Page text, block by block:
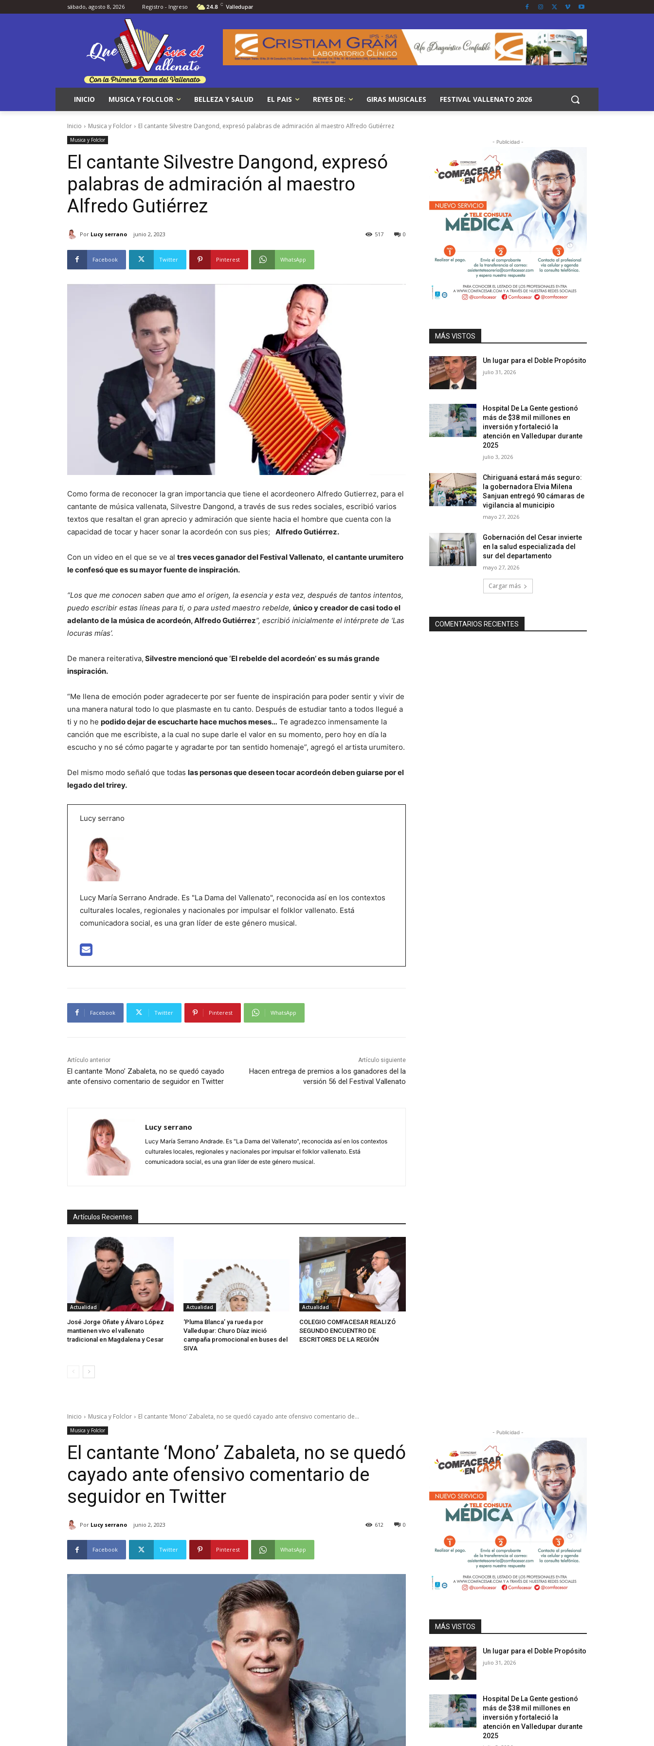
sábado, agosto 8, 2026 Registro - Ingreso 24.8 C Valledupar
INICIO MUSICA Y FOLCLOR BELLEZA Y SALUD EL PAIS REYES DE: GIRAS MUSICALES FESTIVAL VALLENATO 2026
Inicio Musica y Folclor El cantante Silvestre Dangond, expresó palabras de admiración al maestro Alfredo Gutiérrez
Musica y Folclor
El cantante Silvestre Dangond, expresó
palabras de admiración al maestro
Alfredo Gutiérrez
Por Lucy serrano junio 2, 2023 0
517
Facebook Twitter Pinterest WhatsApp
Como forma de reconocer la gran importancia que tiene el acordeonero Alfredo Gutierrez, para el
cantante de música vallenata, Silvestre Dangond, a través de sus redes sociales, escribió varios
textos que resaltan el gran aprecio y admiración que siente hacia el hombre que cuenta con la
capacidad de tocar y hacer sonar la acordeón con sus pies;
Alfredo Gutiérrez.
Con un video en el que se ve al tres veces ganador del Festival Vallenato, el cantante urumitero
le confesó que es su mayor fuente de inspiración.
“Los que me conocen saben que amo el origen, la esencia y esta vez, después de tantos intentos,
puedo escribir estas líneas para ti, o para usted maestro rebelde, único y creador de casi todo el
adelanto de la música de acordeón, Alfredo Gutiérrez”, escribió inicialmente el intérprete de ‘Las
locuras mías’.
De manera reiterativa, Silvestre mencionó que ‘El rebelde del acordeón’ es su más grande
inspiración.
“Me llena de emoción poder agradecerte por ser fuente de inspiración para poder sentir y vivir de
una manera natural todo lo que plasmaste en tu canto. Después de estudiar tanto a todos llegué a
ti y no he podido dejar de escucharte hace muchos meses… Te agradezco inmensamente la
canción que me escribiste, a la cual no supe darle el valor en su momento, pero hoy en día la
escucho y no sé cómo pagarte y agradarte por tan sentido homenaje”, agregó el artista urumitero.
Del mismo modo señaló que todas las personas que deseen tocar acordeón deben guiarse por el
legado del trirey.
Lucy serrano
Lucy María Serrano Andrade. Es "La Dama del Vallenato", reconocida así en los contextos
culturales locales, regionales y nacionales por impulsar el folklor vallenato. Está
comunicadora social, es una gran líder de este género musical.
Facebook Twitter Pinterest WhatsApp
Artículo anterior
El cantante ‘Mono’ Zabaleta, no se quedó cayado
ante ofensivo comentario de seguidor en Twitter
Artículo siguiente
Hacen entrega de premios a los ganadores del la
versión 56 del Festival Vallenato
Lucy serrano
Lucy María Serrano Andrade. Es "La Dama del Vallenato", reconocida así en los contextos
culturales locales, regionales y nacionales por impulsar el folklor vallenato. Está
comunicadora social, es una gran líder de este género musical.
Artículos Recientes
Actualidad
José Jorge Oñate y Álvaro López
mantienen vivo el vallenato
tradicional en Magdalena y Cesar
Actualidad
‘Pluma Blanca’ ya rueda por
Valledupar: Churo Díaz inició
campaña promocional en buses del
SIVA
Actualidad
COLEGIO COMFACESAR REALIZÓ
SEGUNDO ENCUENTRO DE
ESCRITORES DE LA REGIÓN
- Publicidad -
MÁS VISTOS
Un lugar para el Doble Propósito
julio 31, 2026
Hospital De La Gente gestionó
más de $38 mil millones en
inversión y fortaleció la
atención en Valledupar durante
2025
julio 3, 2026
Chiriguaná estará más seguro:
la gobernadora Elvia Milena
Sanjuan entregó 90 cámaras de
vigilancia al municipio
mayo 27, 2026
Gobernación del Cesar invierte
en la salud especializada del
sur del departamento
mayo 27, 2026
Cargar más
COMENTARIOS RECIENTES